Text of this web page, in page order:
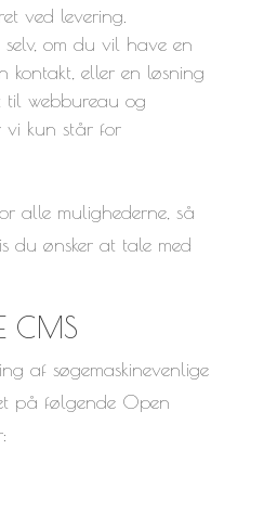
ved levering.
om du vil have en
kontakt, eller en løsning
til webbureau og
vi kun står for
alle mulighederne, så
du ønsker at tale med
CMS
af søgemaskinevenlige
på følgende Open